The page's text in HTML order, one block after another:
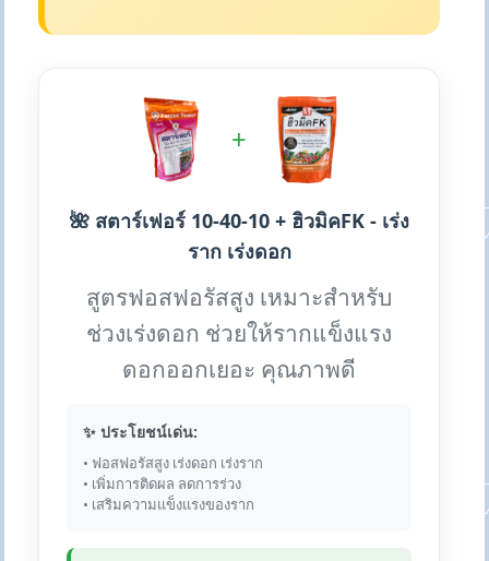
+
🌺 สตาร์เฟอร์ 10-40-10 + ฮิวมิคFK - เร่ง
ราก เร่งดอก
สูตรฟอสฟอรัสสูง เหมาะสำหรับ
ช่วงเร่งดอก ช่วยให้รากแข็งแรง
ดอกออกเยอะ คุณภาพดี
✨ ประโยชน์เด่น:
• ฟอสฟอรัสสูง เร่งดอก เร่งราก
• เพิ่มการติดผล ลดการร่วง
• เสริมความแข็งแรงของราก